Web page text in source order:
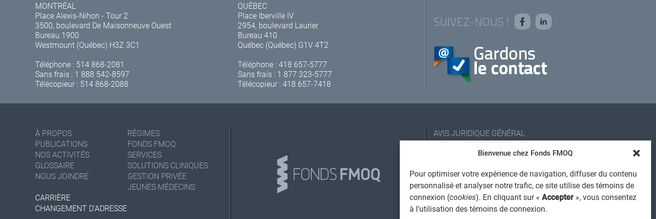
Bienvenue chez Fonds FMOQ
Pour optimiser votre expérience de navigation, diffuser du contenu
personnalisé et analyser notre trafic, ce site utilise des témoins de
connexion (cookies). En cliquant sur « Accepter », vous consentez
à l’utilisation des témoins de connexion.
MONTRÉAL
Place Alexis-Nihon - Tour 2
3500, boulevard De Maisonneuve Ouest
Bureau 1900
Westmount (Québec) H3Z 3C1
Téléphone : 514 868-2081
Sans frais : 1 888 542-8597
Télécopieur : 514 868-2088
QUÉBEC
Place Iberville IV
2954, boulevard Laurier
Bureau 410
Québec (Québec) G1V 4T2
Téléphone :418 657-5777
Sans frais : 1 877 323-5777
Télécopieur : 418 657-7418
SUIVEZ-NOUS !
À PROPOS
PUBLICATIONS
NOS ACTIVITÉS
GLOSSAIRE
NOUS JOINDRE
RÉGIMES
FONDS FMOQ
SERVICES
SOLUTIONS CLINIQUES
GESTION PRIVÉE
JEUNES MÉDECINS
CARRIÈRE
CHANGEMENT D'ADRESSE
AVIS JURIDIQUE GÉNÉRAL
PROTECTION DES RENSEIGNEMENTS PERSONNELS
POLITIQUE DE TRAITEMENT DES PLAINTES
REGISTRE DES CONFLITS D'INTÉRÊTS
LIENS UTILES
ALERTE INTERNET